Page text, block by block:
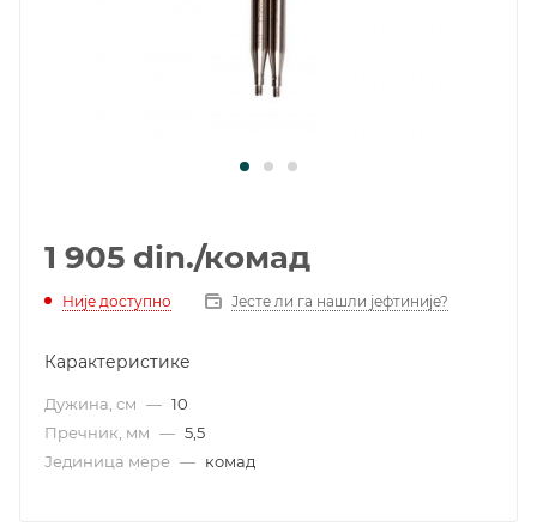
1 905 din./комад
Није доступно Јесте ли га нашли јефтиније?
Карактеристике
Дужина, см — 10
Пречник, мм — 5,5
Јединица мере — комад